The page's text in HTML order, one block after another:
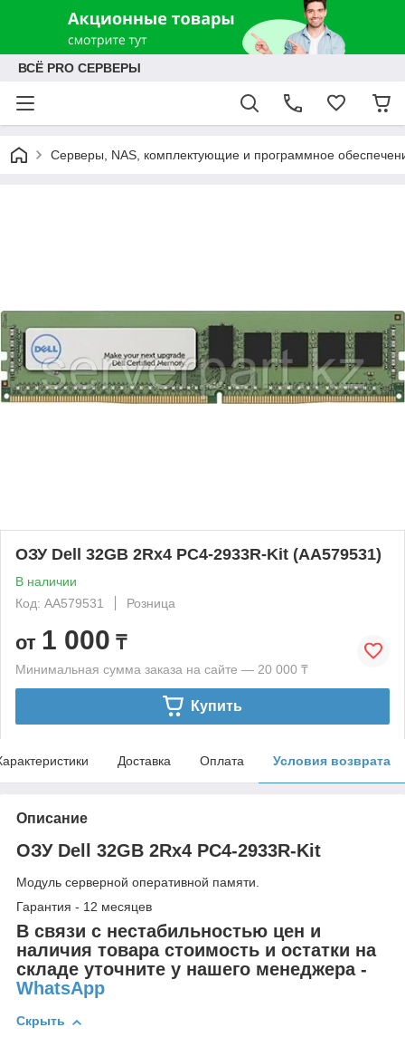
ВСЁ PRO СЕРВЕРЫ
Серверы, NAS, комплектующие и программное
ОЗУ Dell 32GB 2Rx4 PC4-2933R-Kit (AA579531)
В наличии
Код: AA579531
Розница
от 1 000 ₸
Минимальная сумма заказа на сайте — 20 000 ₸
Купить
Доставка Оплата Условия возврата
Описание
ОЗУ Dell 32GB 2Rx4 PC4-2933R-Kit
Модуль серверной оперативной памяти.
Гарантия - 12 месяцев
В связи с нестабильностью цен и
наличия товара стоимость и остатки на
складе уточните у нашего менеджера -
WhatsApp
Скрыть